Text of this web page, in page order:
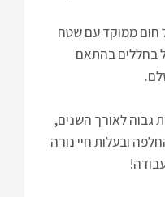
חום ממוקד עם שטח
בחללים בהתאם
גבוה לאורך השנים,
ובעלות חיי נורה